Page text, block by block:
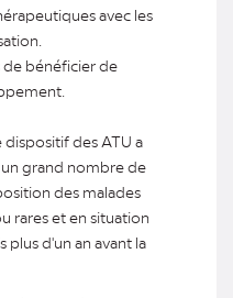
avec les
de bénéficier de
des ATU a
grand nombre de
des malades
rares et en situation
d'un an avant la